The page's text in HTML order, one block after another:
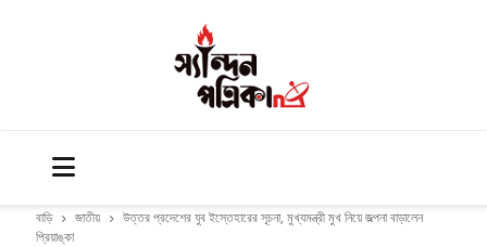
বাড়ি জাতীয়
উত্তর প্রদেশের যুব ইস্তেহারের সূচনা, মুখ্যমন্ত্রী মুখ নিয়ে জল্পনা বাড়ালেন
প্রিয়াঙ্কা